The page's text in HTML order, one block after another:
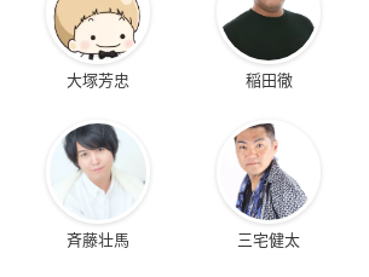
大塚芳忠 稲田徹
斉藤壮馬 三宅健太